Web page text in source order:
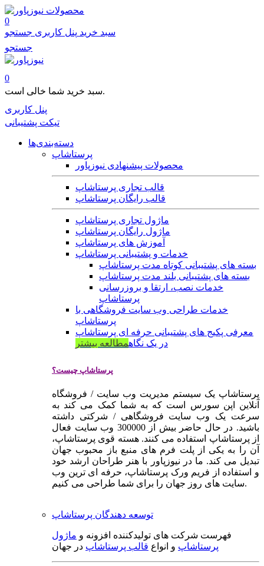
محصولات
0
سبد خرید پنل کاربری جستجو
جستجو
0
سبد خرید شما خالی است.
پنل کاربری
تیکت پشتیبانی
دسته‌بندی‌ها
پرستاشاپ
محصولات پیشنهادی نیوزپاور
قالب تجاری پرستاشاپ
قالب رایگان پرستاشاپ
ماژول تجاری پرستاشاپ
ماژول رایگان پرستاشاپ
آموزش های پرستاشاپ
خدمات و پشتیبانی پرستاشاپ
بسته های پشتیبانی کوتاه مدت پرستاشاپ
بسته های پشتیبانی بلند مدت پرستاشاپ
خدمات نصب، ارتقا و بروزرسانی
پرستاشاپ
خدمات طراحی وب سایت فروشگاهی با
پرستاشاپ
معرفی پکیج های پشتیبانی حرفه ای پرستاشاپ
در یک نگاهمطالعه بیشتر
پرستاشاپ چیست؟
پرستاشاپ یک سیستم مدیریت وب سایت / فروشگاه
آنلاین اپن سورس است که به شما کمک می کند به
سرعت یک وب سایت فروشگاهی / شرکتی داشته
باشید. در حال حاضر بیش از 300000 وب سایت فعال
از پرستاشاپ استفاده می کنند. هسته قوی پرستاشاپ،
آن را به یکی از پلت فرم های منبع باز محبوب جهان
تبدیل می کند. ما در نیوزپاور با هنر طراحان ارشد خود
و استفاده از فریم ورک پرستاشاپ، حرفه ای ترین وب
سایت های روز جهان را برای شما طراحی می کنیم.
توسعه دهندگان پرستاشاپ
فهرست شرکت های تولیدکننده افزونه و ماژول
پرستاشاپ و انواع قالب پرستاشاپ در جهان